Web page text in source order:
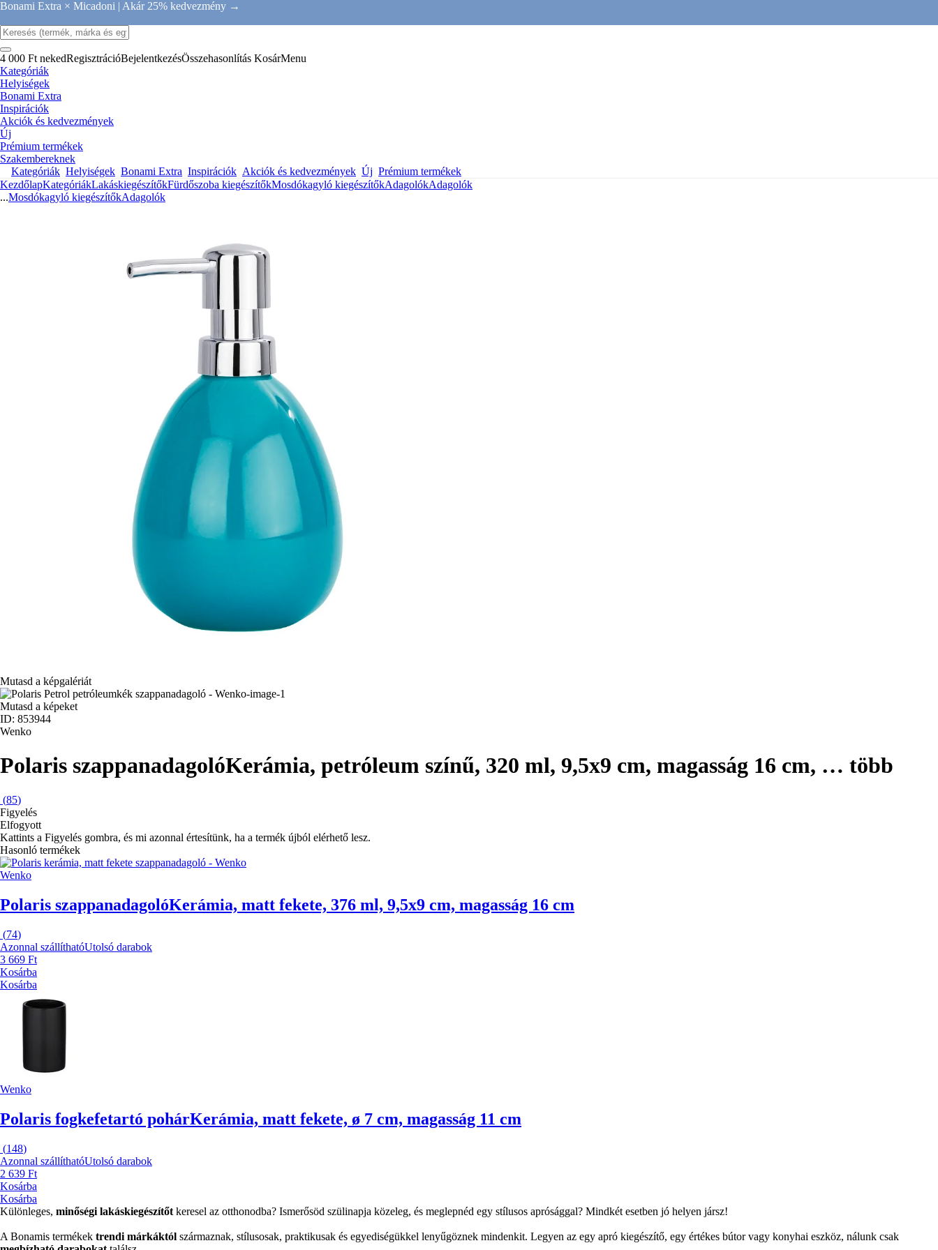
Bonami Extra × Micadoni | Akár 25% kedvezmény →
4 000 Ft nekedRegisztrációBejelentkezésÖsszehasonlítás KosárMenu
Kategóriák
Helyiségek
Bonami Extra
Inspirációk
Akciók és kedvezmények
Új
Prémium termékek
Szakembereknek
Kategóriák Helyiségek Bonami Extra Inspirációk Akciók és kedvezmények Új Prémium termékek
KezdőlapKategóriákLakáskiegészítőkFürdőszoba kiegészítőkMosdókagyló kiegészítőkAdagolókAdagolók
...Mosdókagyló kiegészítőkAdagolók
Mutasd a képgalériát
Mutasd a képeket
ID: 853944
Wenko
Polaris szappanadagolóKerámia, petróleum színű, 320 ml, 9,5x9 cm, magasság 16 cm, … több
(85)
Figyelés
Elfogyott
Kattints a Figyelés gombra, és mi azonnal értesítünk, ha a termék újból elérhető lesz.
Hasonló termékek
Wenko
Polaris szappanadagolóKerámia, matt fekete, 376 ml, 9,5x9 cm, magasság 16 cm
(74)
Azonnal szállíthatóUtolsó darabok
3 669 Ft
Kosárba
Kosárba
Wenko
Polaris fogkefetartó pohárKerámia, matt fekete, ø 7 cm, magasság 11 cm
(148)
Azonnal szállíthatóUtolsó darabok
2 639 Ft
Kosárba
Kosárba
Különleges, minőségi lakáskiegészítőt keresel az otthonodba? Ismerősöd szülinapja közeleg, és meglepnéd egy stílusos aprósággal? Mindkét esetben jó helyen jársz!
A Bonamis termékek trendi márkáktól származnak, stílusosak, praktikusak és egyediségükkel lenyűgöznek mindenkit. Legyen az egy apró kiegészítő, egy értékes bútor vagy konyhai eszköz, nálunk csak